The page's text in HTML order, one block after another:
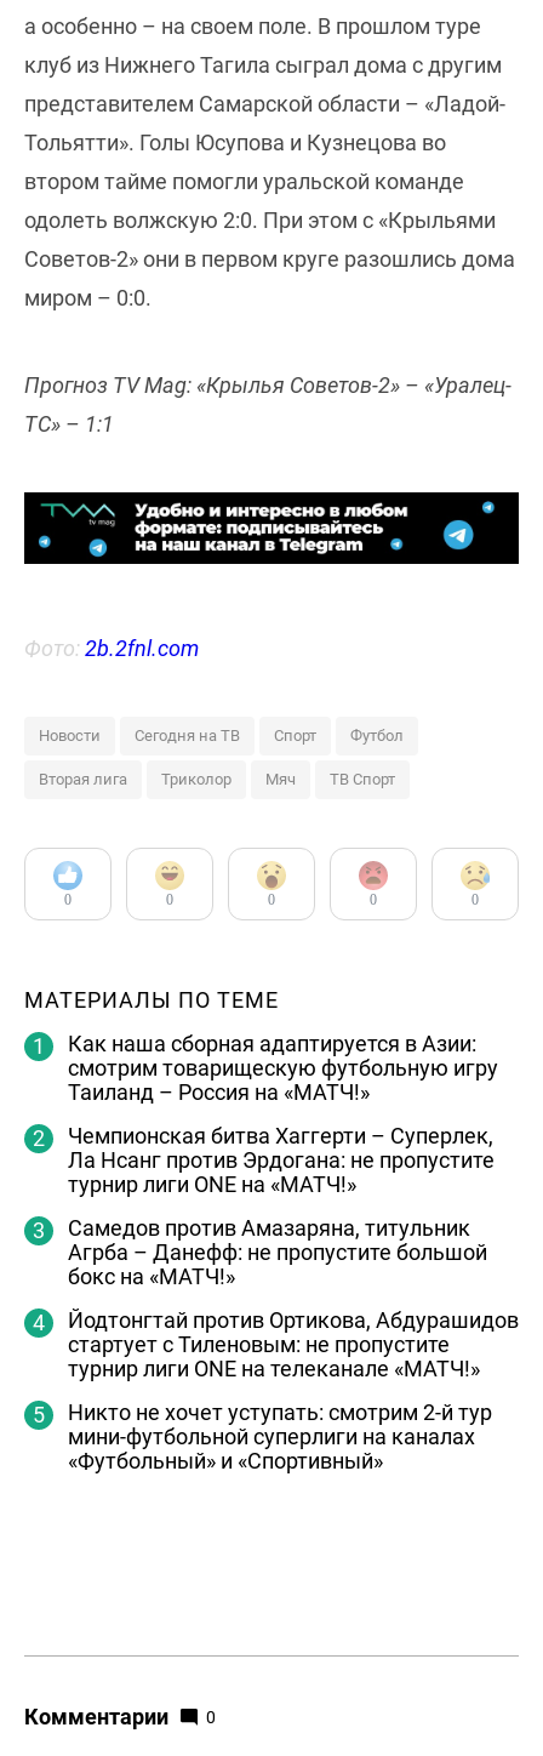
а особенно – на своем поле. В прошлом туре
клуб из Нижнего Тагила сыграл дома с другим
представителем Самарской области – «Ладой-
Тольятти». Голы Юсупова и Кузнецова во
втором тайме помогли уральской команде
одолеть волжскую 2:0. При этом с «Крыльями
Советов-2» они в первом круге разошлись дома
миром – 0:0.
Прогноз TV Mag: «Крылья Советов-2» – «Уралец-
ТС» – 1:1
Фото: 2b.2fnl.com
Новости Сегодня на ТВ Спорт Футбол
Вторая лига Триколор Мяч ТВ Спорт
0 0 0 0 0
МАТЕРИАЛЫ ПО ТЕМЕ
Как наша сборная адаптируется в Азии:
смотрим товарищескую футбольную игру
Таиланд – Россия на «МАТЧ!»
Чемпионская битва Хаггерти – Суперлек,
Ла Нсанг против Эрдогана: не пропустите
турнир лиги ONE на «МАТЧ!»
Самедов против Амазаряна, титульник
Агрба – Данефф: не пропустите большой
бокс на «МАТЧ!»
Йодтонгтай против Ортикова, Абдурашидов
стартует с Тиленовым: не пропустите
турнир лиги ONE на телеканале «МАТЧ!»
Никто не хочет уступать: смотрим 2-й тур
мини-футбольной суперлиги на каналах
«Футбольный» и «Спортивный»
Комментарии 0